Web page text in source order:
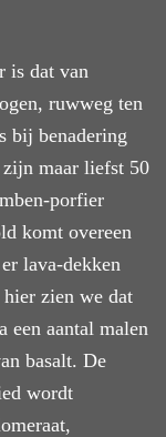
is dat van
ruwweg ten
bij benadering
zijn maar liefst 50
porfier
komt overeen
lava-dekken
zien we dat
een aantal malen
basalt. De
wordt